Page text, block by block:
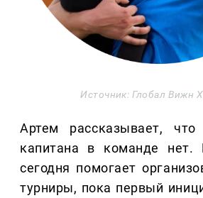
Источник: Глобал Вижн
Артем рассказывает, что
капитана в команде
сегодня помогает
турниры, пока первый